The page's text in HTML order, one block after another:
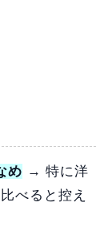
め → 特に洋
べると控え